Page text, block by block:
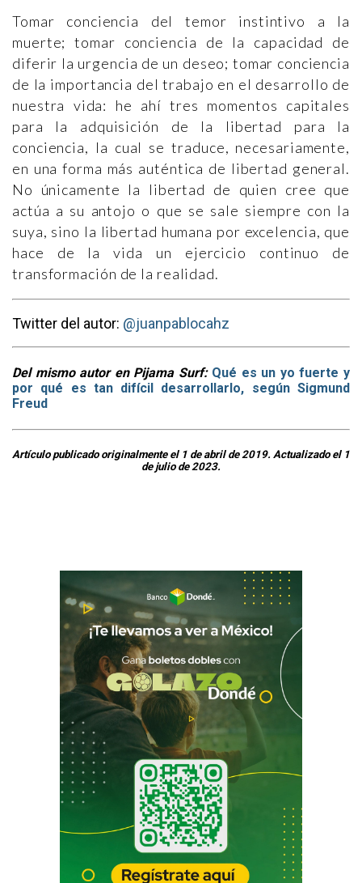
Tomar conciencia del temor instintivo a la
muerte; tomar conciencia de la capacidad de
diferir la urgencia de un deseo; tomar conciencia
de la importancia del trabajo en el desarrollo de
nuestra vida: he ahí tres momentos capitales
para la adquisición de la libertad para la
conciencia, la cual se traduce, necesariamente,
en una forma más auténtica de libertad general.
No únicamente la libertad de quien cree que
actúa a su antojo o que se sale siempre con la
suya, sino la libertad humana por excelencia, que
hace de la vida un ejercicio continuo de
transformación de la realidad.
Twitter del autor: @juanpablocahz
Del mismo autor en Pijama Surf: Qué es un yo fuerte y
por qué es tan difícil desarrollarlo, según Sigmund
Freud
Artículo publicado originalmente el 1 de abril de 2019. Actualizado el 1
de julio de 2023.